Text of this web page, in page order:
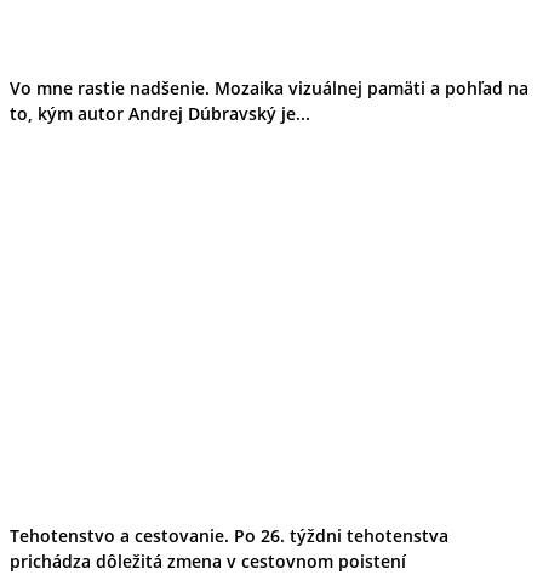
Vo mne rastie nadšenie. Mozaika vizuálnej pamäti a pohľad na
to, kým autor Andrej Dúbravský je...
Tehotenstvo a cestovanie. Po 26. týždni tehotenstva
prichádza dôležitá zmena v cestovnom poistení